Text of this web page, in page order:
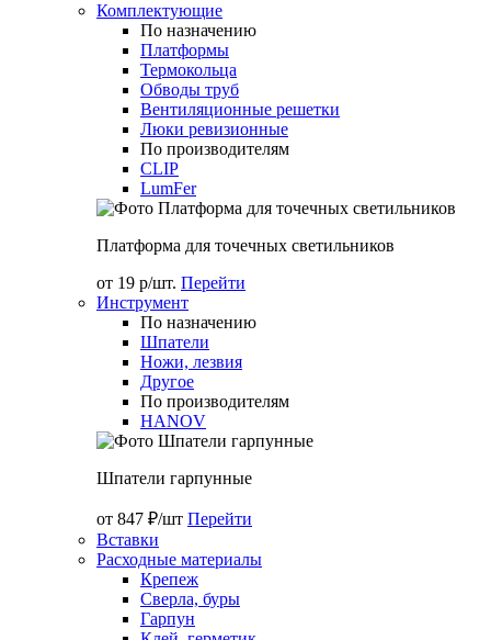
Комплектующие
По назначению
Платформы
Термокольца
Обводы труб
Вентиляционные решетки
Люки ревизионные
По производителям
CLIP
LumFer
Платформа для точечных светильников
от 19 р/шт. Перейти
Инструмент
По назначению
Шпатели
Ножи, лезвия
Другое
По производителям
HANOV
Шпатели гарпунные
от 847 ₽/шт Перейти
Вставки
Расходные материалы
Крепеж
Сверла, буры
Гарпун